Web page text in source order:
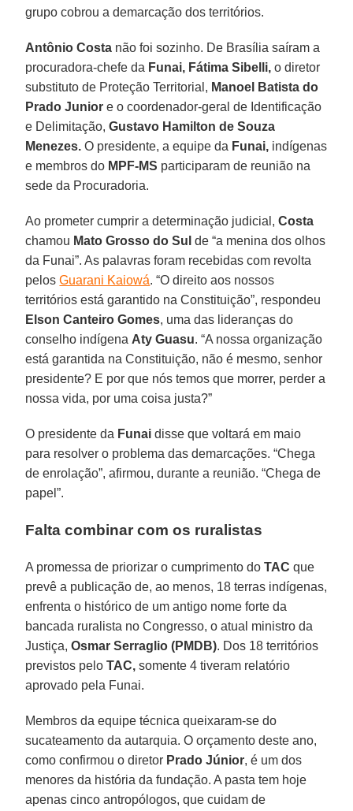
grupo cobrou a demarcação dos territórios.
Antônio Costa não foi sozinho. De Brasília saíram a
procuradora-chefe da Funai, Fátima Sibelli, o diretor
substituto de Proteção Territorial, Manoel Batista do
Prado Junior e o coordenador-geral de Identificação
e Delimitação,Gustavo Hamilton de Souza
Menezes. O presidente, a equipe da Funai, indígenas
e membros do MPF-MS participaram de reunião na
sede da Procuradoria.
Ao prometer cumprir a determinação judicial,Costa
chamou Mato Grosso do Sul de “a menina dos olhos
da Funai”. As palavras foram recebidas com revolta
pelosGuarani Kaiowá. “O direito aos nossos
territórios está garantido na Constituição”, respondeu
Elson Canteiro Gomes, uma das lideranças do
conselho indígena Aty Guasu. “A nossa organização
está garantida na Constituição, não é mesmo, senhor
presidente? E por que nós temos que morrer, perder a
nossa vida, por uma coisa justa?”
O presidente da Funai disse que voltará em maio
para resolver o problema das demarcações. “Chega
de enrolação”, afirmou, durante a reunião. “Chega de
papel”.
Falta combinar com os ruralistas
A promessa de priorizar o cumprimento doTAC que
prevê a publicação de, ao menos, 18 terras indígenas,
enfrenta o histórico de um antigo nome forte da
bancada ruralista no Congresso, o atual ministro da
Justiça,Osmar Serraglio (PMDB). Dos 18 territórios
previstos peloTAC, somente 4 tiveram relatório
aprovado pela Funai.
Membros da equipe técnica queixaram-se do
sucateamento da autarquia. O orçamento deste ano,
como confirmou o diretor Prado Júnior, é um dos
menores da história da fundação. A pasta tem hoje
apenas cinco antropólogos, que cuidam de